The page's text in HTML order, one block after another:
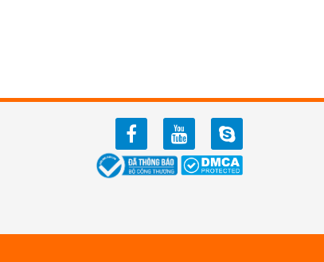
facebookyoutube zalo